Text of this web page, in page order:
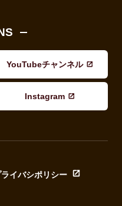
YouTubeチャンネル
Instagram
ライバシポリシー